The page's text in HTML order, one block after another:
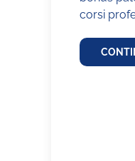
corsi